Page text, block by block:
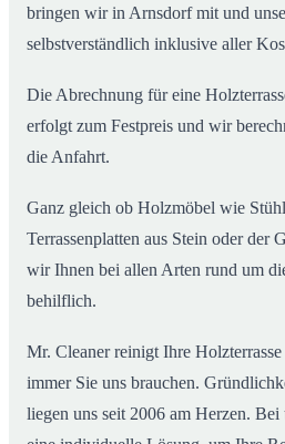
bringen wir in Arnsdorf mit und
selbstverständlich inklusive aller
Die Abrechnung für eine
erfolgt zum Festpreis und wir
die Anfahrt.
Ganz gleich ob Holzmöbel wie
Terrassenplatten aus Stein oder der
wir Ihnen bei allen Arten rund um
behilflich.
Mr. Cleaner reinigt Ihre
immer Sie uns brauchen.
liegen uns seit 2006 am Herzen. Bei